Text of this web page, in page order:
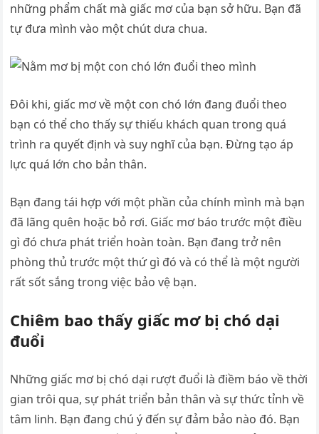
những phẩm chất mà giấc mơ của bạn sở hữu. Bạn đã
tự đưa mình vào một chút dưa chua.
Đôi khi, giấc mơ về một con chó lớn đang đuổi theo
bạn có thể cho thấy sự thiếu khách quan trong quá
trình ra quyết định và suy nghĩ của bạn. Đừng tạo áp
lực quá lớn cho bản thân.
Bạn đang tái hợp với một phần của chính mình mà bạn
đã lãng quên hoặc bỏ rơi. Giấc mơ báo trước một điều
gì đó chưa phát triển hoàn toàn. Bạn đang trở nên
phòng thủ trước một thứ gì đó và có thể là một người
rất sốt sắng trong việc bảo vệ bạn.
Chiêm bao thấy giấc mơ bị chó dại
đuổi
Những giấc mơ bị chó dại rượt đuổi là điềm báo về thời
gian trôi qua, sự phát triển bản thân và sự thức tỉnh về
tâm linh. Bạn đang chú ý đến sự đảm bảo nào đó. Bạn